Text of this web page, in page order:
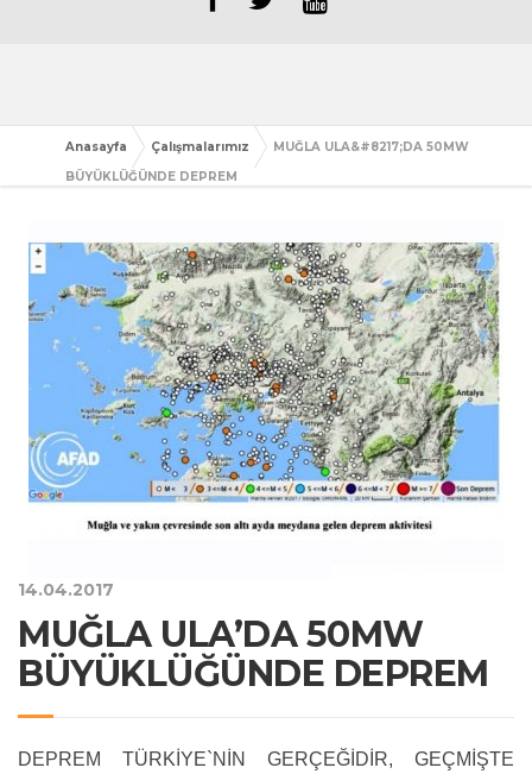
Anasayfa Çalışmalarımız
MUĞLA ULA&#8217;DA 50MW
BÜYÜKLÜĞÜNDE DEPREM
14.04.2017
MUĞLA ULA’DA 50MW
BÜYÜKLÜĞÜNDE DEPREM
DEPREM TÜRKİYE`NİN GERÇEĞİDİR, GEÇMİŞTE